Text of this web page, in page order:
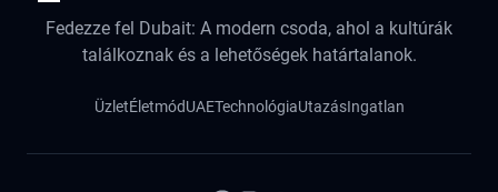
Fedezze fel Dubait: A modern csoda, ahol a kultúrák
találkoznak és a lehetőségek határtalanok.
ÜzletÉletmódUAETechnológiaUtazásIngatlan